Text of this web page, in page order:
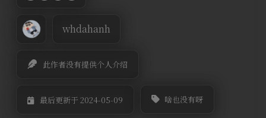
whdahanh
此作者没有提供个人介绍
最后更新于 2024-05-09 啥也没有呀